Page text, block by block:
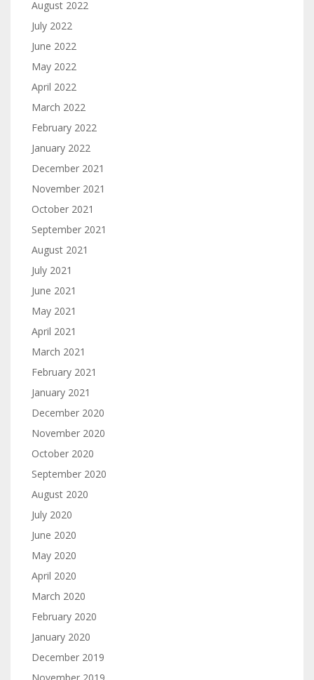
August 2022
July 2022
June 2022
May 2022
April 2022
March 2022
February 2022
January 2022
December 2021
November 2021
October 2021
September 2021
August 2021
July 2021
June 2021
May 2021
April 2021
March 2021
February 2021
January 2021
December 2020
November 2020
October 2020
September 2020
August 2020
July 2020
June 2020
May 2020
April 2020
March 2020
February 2020
January 2020
December 2019